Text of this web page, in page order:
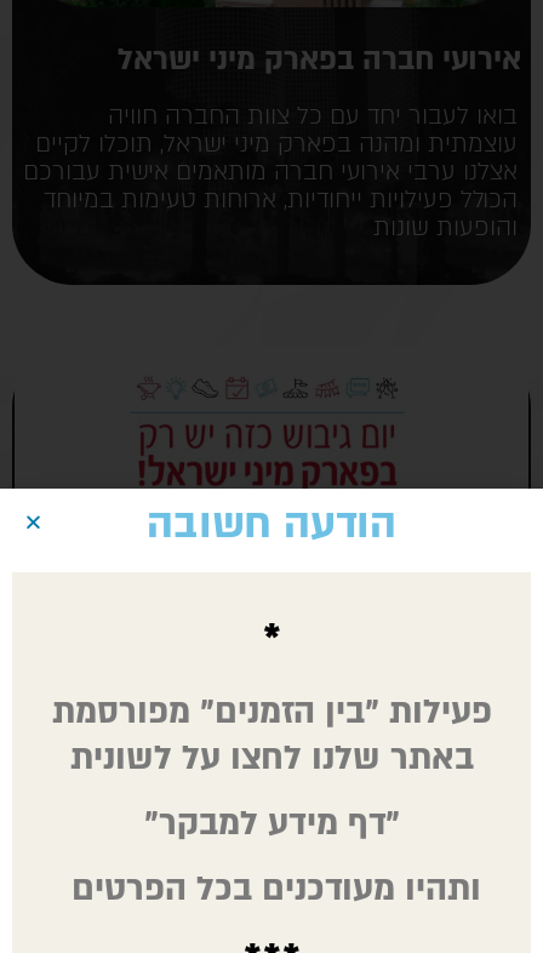
אירועי חברה בפארק מיני ישראל
בואו לעבור יחד עם כל צוות החברה חוויה
עוצמתית ומהנה בפארק מיני ישראל, תוכלו לקיים
אצלנו ערבי אירועי חברה מותאמים אישית עבורכם
הכולל פעילויות ייחודיות, ארוחות טעימות במיוחד
והופעות שונות
ימי גיבוש במיני ישראל
הודעה חשובה
*
פעילות "בין הזמנים" מפורסמת
באתר שלנו לחצו על לשונית
"דף מידע למבקר"
ותהיו מעודכנים בכל הפרטים